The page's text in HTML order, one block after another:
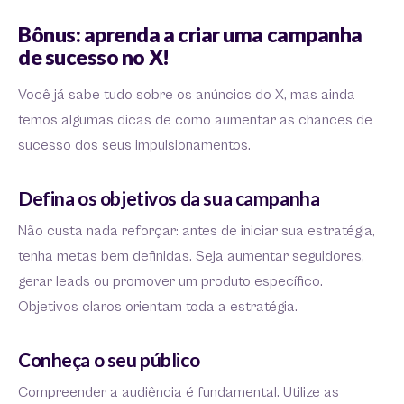
Bônus: aprenda a criar uma campanha
de sucesso no X!
Você já sabe tudo sobre os anúncios do X, mas ainda
temos algumas dicas de como aumentar as chances de
sucesso dos seus impulsionamentos.
Defina os objetivos da sua campanha
Não custa nada reforçar: antes de iniciar sua estratégia,
tenha metas bem definidas. Seja aumentar seguidores,
gerar leads ou promover um produto específico.
Objetivos claros orientam toda a estratégia.
Conheça o seu público
Compreender a audiência é fundamental. Utilize as